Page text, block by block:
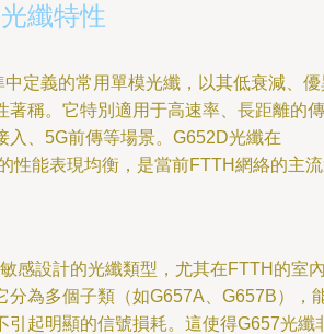
纖特性
定義的常用單模光纖，以其低衰減、優
著稱。它特別適用于高速率、長距離的傳
入、5G前傳等場景。G652D光纖在
性能表現均衡，是當前FTTH網絡的主
感設計的光纖類型，尤其在FTTH的室
分為多個子類（如G657A、G657B），
引起明顯的信號損耗。這使得G657光纖